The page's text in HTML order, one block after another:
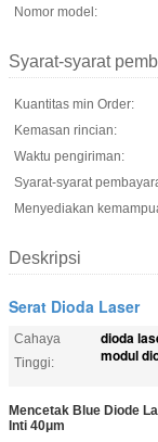
Nomor model:
Syarat-syarat
Kuantitas min Order:
Kemasan rincian:
Waktu pengiriman:
Syarat-syarat
Menyediakan
Deskripsi
Serat Dioda Laser
Cahaya
Tinggi:
dioda
modul
Mencetak Blue Diode
Inti 40μm